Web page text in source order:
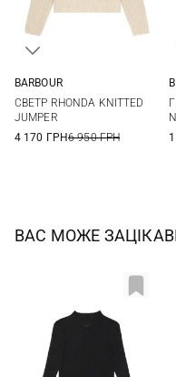
14
BARBOUR
СВЕТР RHONDA KNITTED
JUMPER
4 170 ГРН6 950 ГРН
ВАС МОЖЕ